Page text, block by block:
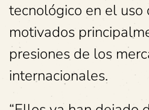
tecnológico en el uso
motivados
presiones de los
internacionales.